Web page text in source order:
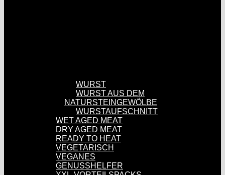
WURST
WURST AUS DEM
NATURSTEINGEWÖLBE
WURSTAUFSCHNITT
WET AGED MEAT
DRY AGED MEAT
READY TO HEAT
VEGETARISCH
VEGANES
GENUSSHELFER